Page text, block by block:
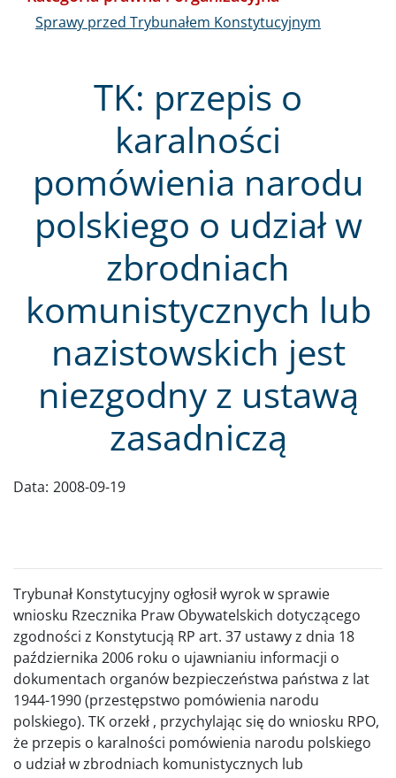
TK: przepis o
karalności
pomówienia narodu
polskiego o udział w
zbrodniach
komunistycznych lub
nazistowskich jest
niezgodny z ustawą
zasadniczą
Data: 2008-09-19
Trybunał Konstytucyjny ogłosił wyrok w sprawie
wniosku Rzecznika Praw Obywatelskich dotyczącego
zgodności z Konstytucją RP art. 37 ustawy z dnia 18
października 2006 roku o ujawnianiu informacji o
dokumentach organów bezpieczeństwa państwa z lat
1944-1990 (przestępstwo pomówienia narodu
polskiego). TK orzekł , przychylając się do wniosku RPO,
że przepis o karalności pomówienia narodu polskiego
o udział w zbrodniach komunistycznych lub
Sprawy przed Trybunałem Konstytucyjnym